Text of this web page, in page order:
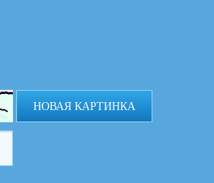
НОВАЯ КАРТИНКА